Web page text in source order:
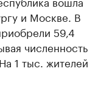
и Москве. В
59,4
численность
1 тыс. жителей